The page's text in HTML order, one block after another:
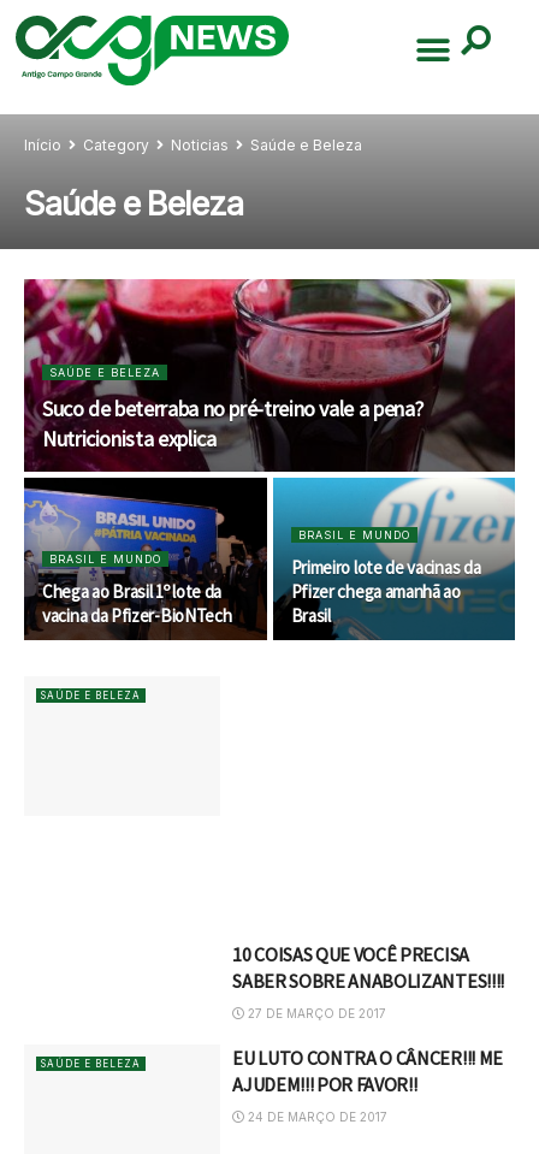
Início Category Noticias Saúde e Beleza
Saúde e Beleza
SAÚDE E BELEZA
Suco de beterraba no pré-treino vale a pena?
Nutricionista explica
BRASIL E MUNDO
Chega ao Brasil 1º lote da
vacina da Pfizer-BioNTech
BRASIL E MUNDO
Primeiro lote de vacinas da
Pfizer chega amanhã ao
Brasil
SAÚDE E BELEZA
10 COISAS QUE VOCÊ PRECISA
SABER SOBRE ANABOLIZANTES!!!!
27 DE MARÇO DE 2017
SAÚDE E BELEZA
EU LUTO CONTRA O CÂNCER!!! ME
AJUDEM!!! POR FAVOR!!
24 DE MARÇO DE 2017